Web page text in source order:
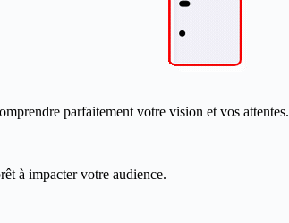
parfaitement votre vision et vos attentes.
à impacter votre audience.